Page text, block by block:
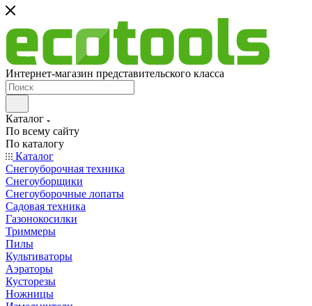
Интернет-магазин представительского класса
Каталог
По всему сайту
По каталогу
Каталог
Снегоуборочная техника
Снегоуборщики
Снегоуборочные лопаты
Садовая техника
Газонокосилки
Триммеры
Пилы
Культиваторы
Аэраторы
Кусторезы
Ножницы